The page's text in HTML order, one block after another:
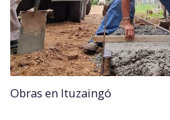
Obras en Ituzaingó